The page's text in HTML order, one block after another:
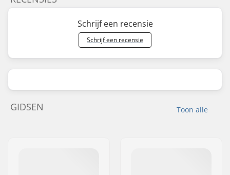
Schrijf een recensie
Schrijf een recensie
Toon alle
GIDSEN